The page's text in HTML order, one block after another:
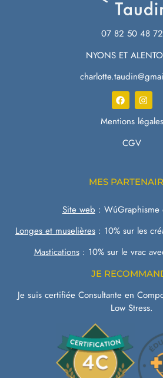
MES
Site web : WúGraphisme
Longes et muselières : 10% sur les
Mastications: 10% sur le vrac
JE
Je suis certifiée Consultante en
Low Stress.
07 82 50 48 72
NYONS ET
Mentions légales
CGV